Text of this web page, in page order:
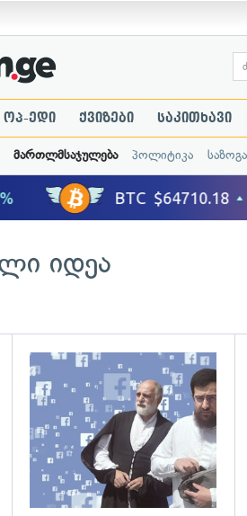
ოპ-ედი ქვიზები საკითხავი
მართლმსაჯულება პოლიტიკა
იდეა
გადახედვა